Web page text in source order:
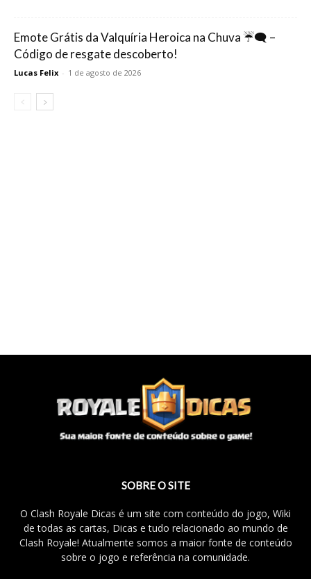
Emote Grátis da Valquíria Heroica na Chuva ☔🗨️ –
Código de resgate descoberto!
Lucas Felix - 1 de agosto de 2026
SOBRE O SITE
O Clash Royale Dicas é um site com conteúdo do jogo, Wiki
de todas as cartas, Dicas e tudo relacionado ao mundo de
Clash Royale! Atualmente somos a maior fonte de conteúdo
sobre o jogo e referência na comunidade.